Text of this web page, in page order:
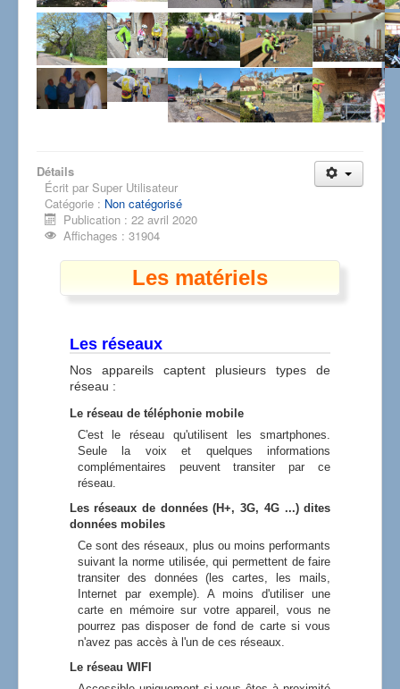
Détails
Écrit par Super Utilisateur
Catégorie : Non catégorisé
Publication : 22 avril 2020
Affichages : 31904
Les matériels
Les réseaux
Nos appareils captent plusieurs types de
réseau :
Le réseau de téléphonie mobile
C'est le réseau qu'utilisent les smartphones.
Seule la voix et quelques informations
complémentaires peuvent transiter par ce
réseau.
Les réseaux de données (H+, 3G, 4G ...) dites
données mobiles
Ce sont des réseaux, plus ou moins performants
suivant la norme utilisée, qui permettent de faire
transiter des données (les cartes, les mails,
Internet par exemple). A moins d'utiliser une
carte en mémoire sur votre appareil, vous ne
pourrez pas disposer de fond de carte si vous
n'avez pas accès à l'un de ces réseaux.
Le réseau WIFI